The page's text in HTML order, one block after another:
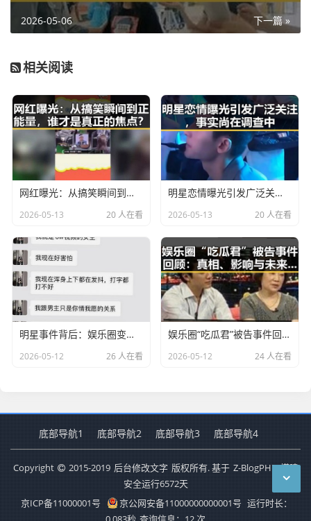
下一篇 »
2026-05-06
相关阅读
网红曝光：从搞笑瞬间到正能量，谁才是真正的焦点？
2026-05-13 20 人在看
明星恋情曝光引发广泛关注，事实尚在调查中
2026-05-13 20 人在看
明星事件背后：娱乐圈变迁与舆论导向的深层解读
2026-05-12 26 人在看
娱乐圈“吃瓜君”被告事件回顾：真相、影响与未来走向
2026-05-12 24 人在看
底部导航1 底部导航2 底部导航3 底部导航4
Copyright 2015-2019 后台修改文字 版权所有. 基于 Z-BlogPHP 搭建
安全运行6572天
京ICP备11000001号
京公网安备11000000000001号 运行时长：